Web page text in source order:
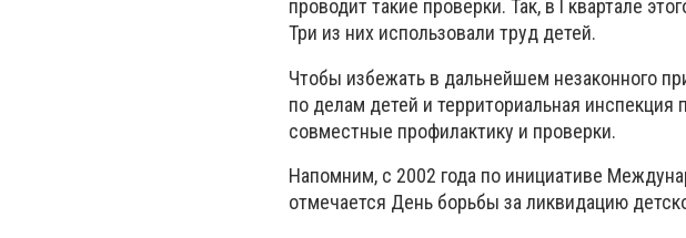
проводит такие проверки. Так, в I квартале
Три из них использовали труд детей.
Чтобы избежать в дальнейшем незаконного
по делам детей и территориальная
совместные профилактику и проверки.
Напомним, с 2002 года по инициативе
отмечается День борьбы за ликвидацию